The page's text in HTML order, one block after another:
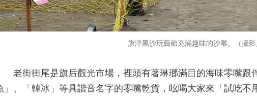
旗津黑沙玩藝節充滿趣味的沙雕。（攝影
老街街尾是旗后觀光市場，裡頭有著琳瑯滿目的海味零嘴跟
」、「韓冰」等具諧音名字的零嘴乾貨，吆喝大家來「試吃